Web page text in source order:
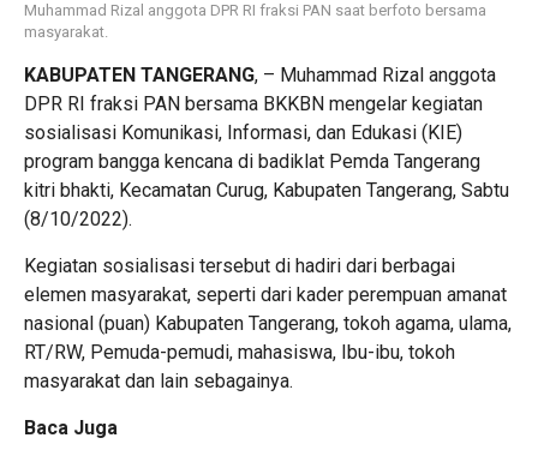
Muhammad Rizal anggota DPR RI fraksi PAN saat berfoto bersama
masyarakat.
KABUPATEN TANGERANG, – Muhammad Rizal anggota
DPR RI fraksi PAN bersama BKKBN mengelar kegiatan
sosialisasi Komunikasi, Informasi, dan Edukasi (KIE)
program bangga kencana di badiklat Pemda Tangerang
kitri bhakti, Kecamatan Curug, Kabupaten Tangerang, Sabtu
(8/10/2022).
Kegiatan sosialisasi tersebut di hadiri dari berbagai
elemen masyarakat, seperti dari kader perempuan amanat
nasional (puan) Kabupaten Tangerang, tokoh agama, ulama,
RT/RW, Pemuda-pemudi, mahasiswa, Ibu-ibu, tokoh
masyarakat dan lain sebagainya.
Baca Juga